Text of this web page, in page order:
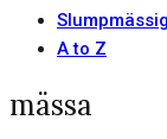
Slumpmässig
A to Z
mässa